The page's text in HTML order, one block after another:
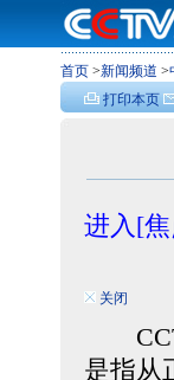
首页 >新闻频道 >
打印本页
关闭
进入[
是指从